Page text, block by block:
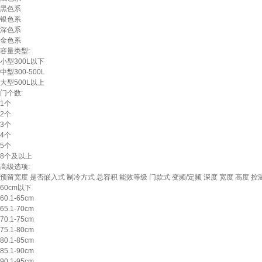
黑色系
银色系
深色系
金色系
容量类型:
小型300L以下
中型300-500L
大型500L以上
门个数:
1个
2个
3个
4个
5个
8个及以上
高级选项:
预留宽度 是否嵌入式 制冷方式 总容积 能效等级 门款式 变频/定频 深度 宽度 高度 控
60cm以下
60.1-65cm
65.1-70cm
70.1-75cm
75.1-80cm
80.1-85cm
85.1-90cm